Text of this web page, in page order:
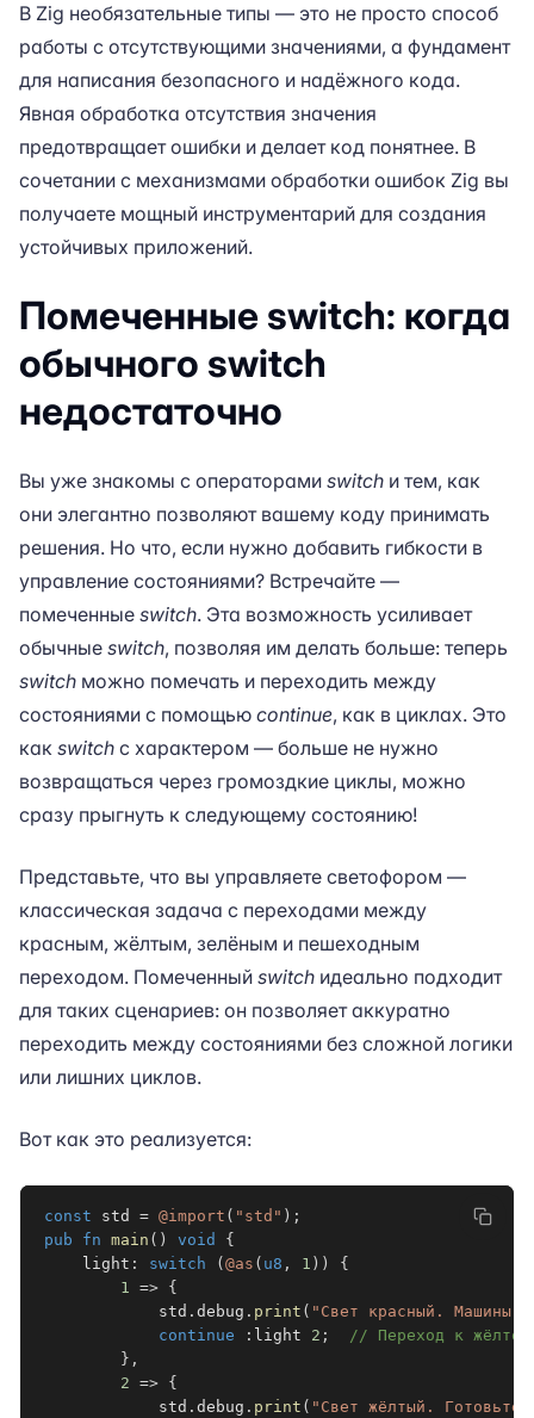
В Zig необязательные типы — это не просто способ
работы с отсутствующими значениями, а фундамент
для написания безопасного и надёжного кода.
Явная обработка отсутствия значения
предотвращает ошибки и делает код понятнее. В
сочетании с механизмами обработки ошибок Zig вы
получаете мощный инструментарий для создания
устойчивых приложений.
Помеченные switch: когда
обычного switch
недостаточно
Вы уже знакомы с операторами switch и тем, как
они элегантно позволяют вашему коду принимать
решения. Но что, если нужно добавить гибкости в
управление состояниями? Встречайте —
помеченные switch. Эта возможность усиливает
обычные switch, позволяя им делать больше: теперь
switch можно помечать и переходить между
состояниями с помощью continue, как в циклах. Это
как switch с характером — больше не нужно
возвращаться через громоздкие циклы, можно
сразу прыгнуть к следующему состоянию!
Представьте, что вы управляете светофором —
классическая задача с переходами между
красным, жёлтым, зелёным и пешеходным
переходом. Помеченный switch идеально подходит
для таких сценариев: он позволяет аккуратно
переходить между состояниями без сложной логики
или лишних циклов.
Вот как это реализуется:
const std = @import ( "std" ) ;
pub
fn main ( ) void
{
    light
: switch ( @as ( u8 , 1 ) )
{
1 => {
            std
. debug . print ( "Свет красный. Машины
continue
: light 2 ;
// Переход к
} ,
2 => {
            std
. debug . print ( "Свет жёлтый.